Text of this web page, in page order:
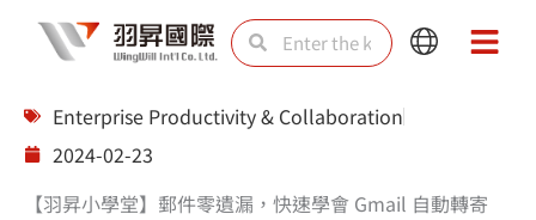
SearchSearch
Main
Main
Enterprise Productivity & Collaboration
2024-02-23
【羽昇小學堂】郵件零遺漏，快速學會 Gmail 自動轉寄